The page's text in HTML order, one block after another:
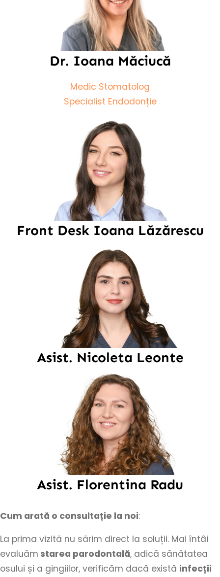
Dr. Ioana Măciucă
Medic Stomatolog
Specialist Endodonție
Front Desk Ioana Lăzărescu
Asist. Nicoleta Leonte
Asist. Florentina Radu
Cum arată o consultație la noi:
La prima vizită nu sărim direct la soluții. Mai întâi
evaluăm starea parodontală, adică sănătatea
osului și a gingiilor, verificăm dacă există infecții